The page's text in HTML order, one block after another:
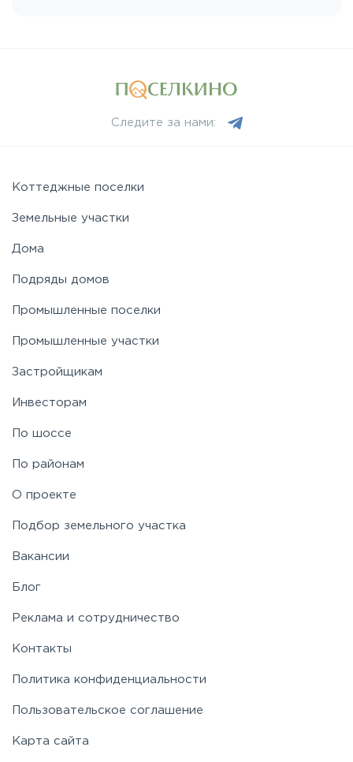
Новорижское
Носовихинское
Рогачёвское
Таракановское
Щелковское
Следите за нами:
Коттеджные поселки
Земельные участки
Дома
Подряды домов
Промышленные поселки
Промышленные участки
Застройщикам
Инвесторам
По шоссе
По районам
О проекте
Подбор земельного участка
Вакансии
Блог
Реклама и сотрудничество
Контакты
Политика конфиденциальности
Пользовательское соглашение
Карта сайта